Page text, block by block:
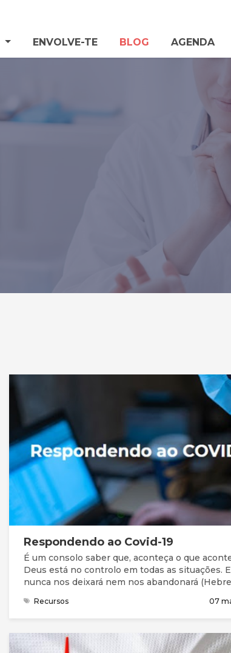
ENVOLVE-TE BLOG AGENDA
Respondendo ao Covid-19
É um consolo saber que, aconteça o que
Deus está no controlo em todas as situações.
nunca nos deixará nem nos abandonará
38,39) ou retirar da sua mão (João 10:28). Deus
poder de continuar a conduzir-nos de acordo
perda ou de aparente caos (Romanos 8:28).
Recursos 07